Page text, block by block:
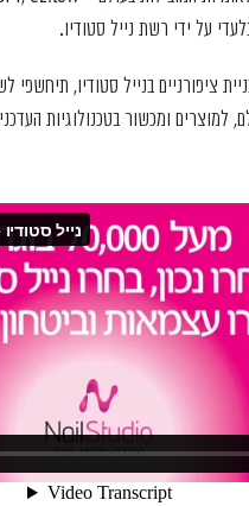
על ידי רשת נייל סטודיו.
ציפורניים בנייל סטודיו, תיחשפי
למוצרים ומכשור בטכנולוגיות